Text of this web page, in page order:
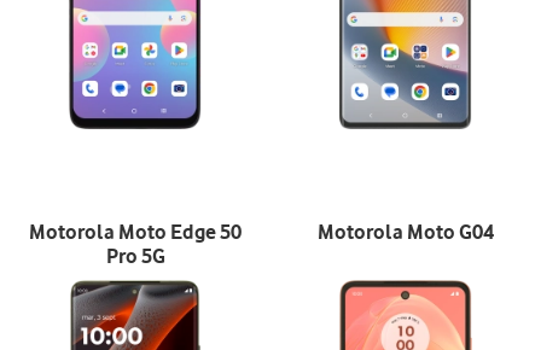
Motorola Moto Edge 50
Pro 5G
Motorola Moto G04